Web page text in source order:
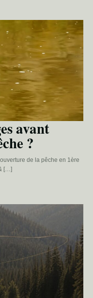
avant
?
de la pêche en 1ère
[…]